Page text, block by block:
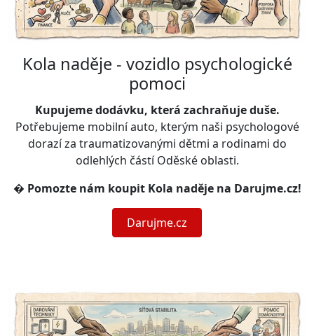
Kola naděje - vozidlo psychologické
pomoci
Kupujeme dodávku, která zachraňuje duše.
Potřebujeme mobilní auto, kterým naši psychologové
dorazí za traumatizovanými dětmi a rodinami do
odlehlých částí Oděské oblasti.
� Pomozte nám koupit Kola naděje na Darujme.cz!
Darujme.cz